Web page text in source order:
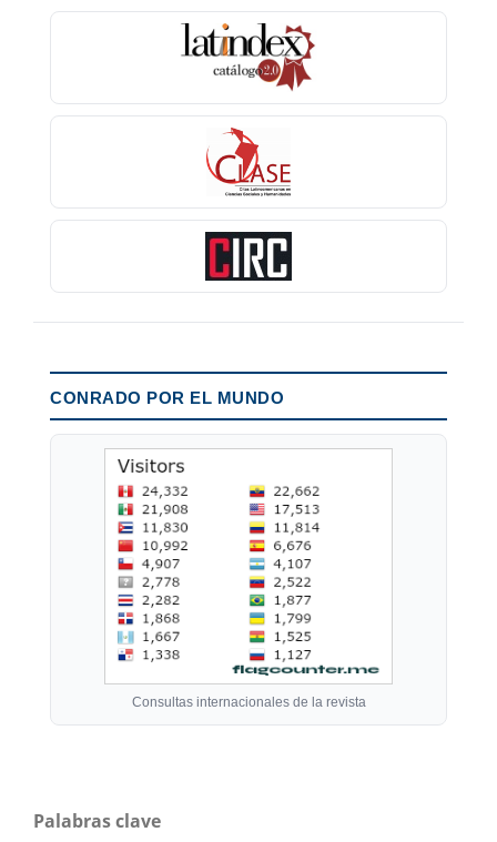
CONRADO POR EL MUNDO
Consultas internacionales de la revista
Palabras clave